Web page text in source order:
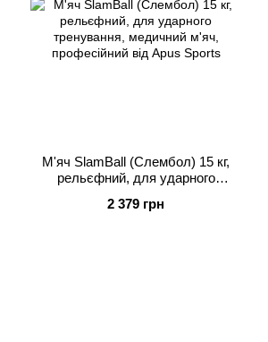
М'яч SlamBall (Слембол) 15 кг,
рельєфний, для ударного
професійний від Apus Sports
2 379 грн